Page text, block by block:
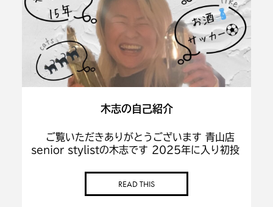
木志の自己紹介
ご覧いただきありがとうございます 青山店
senior stylistの木志です 2025年に入り初投
年目の私は青山サロンに約1年前に移動してき
ました と言って […]READ THIS